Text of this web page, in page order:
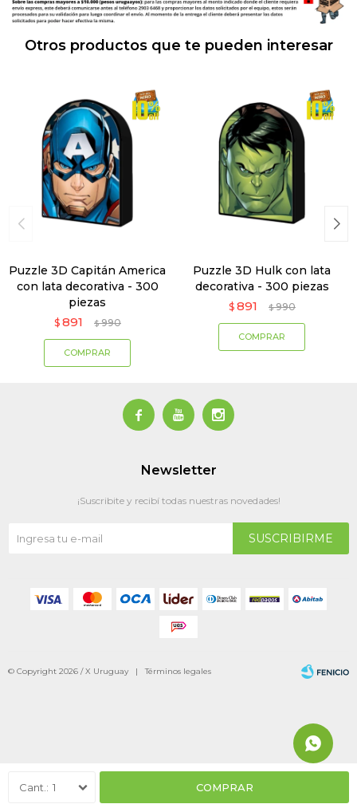
1 COMPRAR
Otros productos que te pueden interesar
Puzzle 3D Capitán America
con lata decorativa - 300
piezas
$ 891 $ 990
Puzzle 3D Hulk con lata
decorativa - 300 piezas
$ 891 $ 990
  
Newsletter
¡Suscribite y recibí todas nuestras novedades!
SUSCRIBIRME
© Copyright 2026 / X Uruguay |Términos legales